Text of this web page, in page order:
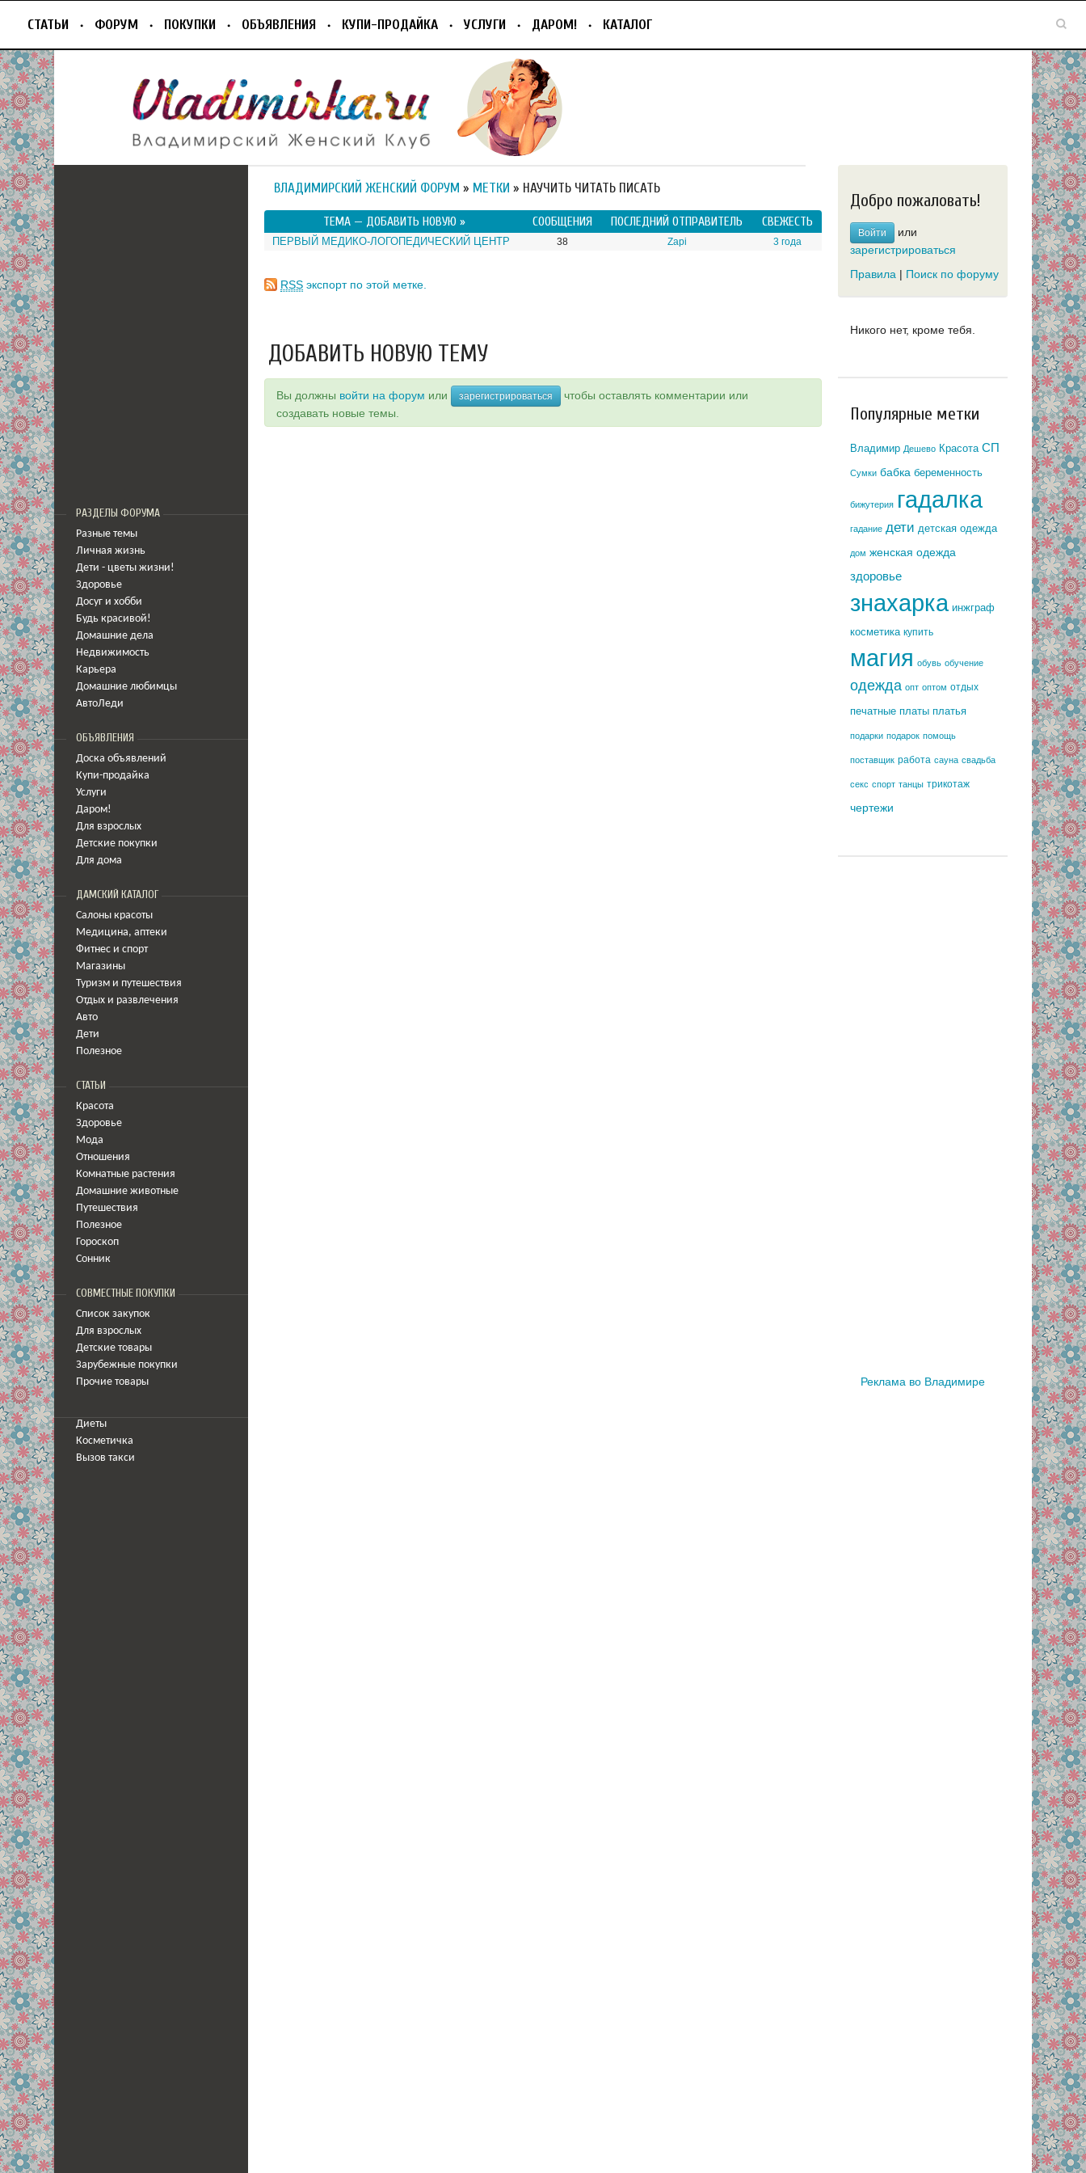
СТАТЬИ ФОРУМ ПОКУПКИ ОБЪЯВЛЕНИЯ КУПИ-ПРОДАЙКА УСЛУГИ ДАРОМ! КАТАЛОГ
РАЗДЕЛЫ ФОРУМА
Разные темы
Личная жизнь
Дети - цветы жизни!
Здоровье
Досуг и хобби
Будь красивой!
Домашние дела
Недвижимость
Карьера
Домашние любимцы
АвтоЛеди
ОБЪЯВЛЕНИЯ
Доска объявлений
Купи-продайка
Услуги
Даром!
Для взрослых
Детские покупки
Для дома
ДАМСКИЙ КАТАЛОГ
Салоны красоты
Медицина, аптеки
Фитнес и спорт
Магазины
Туризм и путешествия
Отдых и развлечения
Авто
Дети
Полезное
СТАТЬИ
Красота
Здоровье
Мода
Отношения
Комнатные растения
Домашние животные
Путешествия
Полезное
Гороскоп
Сонник
СОВМЕСТНЫЕ ПОКУПКИ
Список закупок
Для взрослых
Детские товары
Зарубежные покупки
Прочие товары
Диеты
Косметичка
Вызов такси
ВЛАДИМИРСКИЙ ЖЕНСКИЙ ФОРУМ » МЕТКИ » НАУЧИТЬ ЧИТАТЬ ПИСАТЬ
ТЕМА — ДОБАВИТЬ НОВУЮ » СООБЩЕНИЯ ПОСЛЕДНИЙ ОТПРАВИТЕЛЬ СВЕЖЕСТЬ
ПЕРВЫЙ МЕДИКО-ЛОГОПЕДИЧЕСКИЙ ЦЕНТР 38 Zapi 3 года
RSS экспорт по этой метке.
ДОБАВИТЬ НОВУЮ ТЕМУ
Вы должны войти на форум или зарегистрироваться
чтобы оставлять комментарии или
создавать новые темы.
Добро пожаловать!
Войти
или
зарегистрироваться
Правила | Поиск по форуму
Никого нет, кроме тебя.
Популярные метки
Владимир Дешево Красота СП
Сумки бабка беременность
бижутерия гадалка
гадание дети детская одежда
дом женская одежда
здоровье
знахарка инжграф
косметика купить
магия обувь обучение
одежда опт оптом отдых
печатные платы платья
подарки подарок помощь
поставщик работа сауна свадьба
секс спорт танцы трикотаж
чертежи
Реклама во Владимире